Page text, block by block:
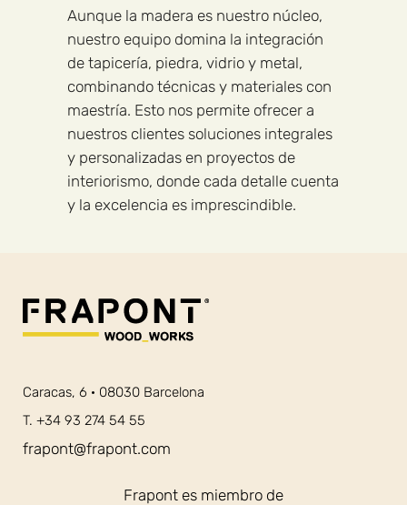
Aunque la madera es nuestro núcleo,
nuestro equipo domina la integración
de tapicería, piedra, vidrio y metal,
combinando técnicas y materiales con
maestría. Esto nos permite ofrecer a
nuestros clientes soluciones integrales
y personalizadas en proyectos de
interiorismo, donde cada detalle cuenta
y la excelencia es imprescindible.
Caracas, 6 · 08030 Barcelona
T. +34 93 274 54 55
frapont@frapont.com
Frapont es miembro de